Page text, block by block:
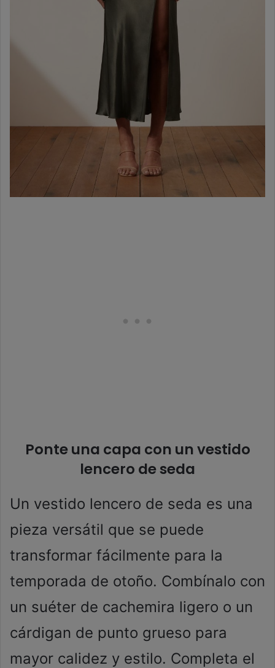
Ponte una capa con un vestido
lencero de seda
Un vestido lencero de seda es una
pieza versátil que se puede
transformar fácilmente para la
temporada de otoño. Combínalo con
un suéter de cachemira ligero o un
cárdigan de punto grueso para
mayor calidez y estilo. Completa el